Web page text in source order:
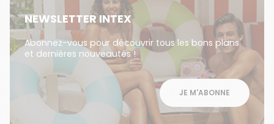
NEWSLETTER INTEX
Abonnez-vous pour découvrir tous les bons plans
et dernières nouveautés !
JE M'ABONNE